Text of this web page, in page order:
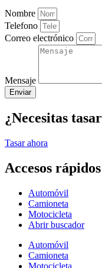
Nombre
Telefono
Correo electrónico
Mensaje
Enviar
¿Necesitas
Tasar ahora
Accesos rápidos
Automóvil
Camioneta
Motocicleta
Abrir buscador
Automóvil
Camioneta
Motocicleta